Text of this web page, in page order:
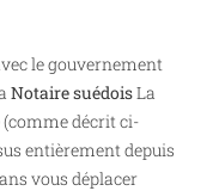
le gouvernement
Notaire suédoisLa
(comme décrit ci-
entièrement depuis
vous déplacer